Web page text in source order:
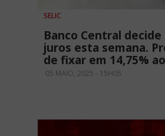
SELIC
Banco Central
juros esta semana.
de fixar em 14,75%
05 MAIO, 2025 - 15H05